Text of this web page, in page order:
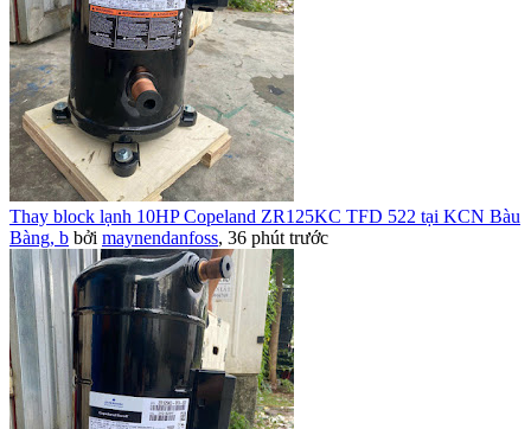
Thay block lạnh 10HP Copeland ZR125KC TFD 522 tại KCN Bàu
Bàng, b bởi maynendanfoss, 36 phút trước